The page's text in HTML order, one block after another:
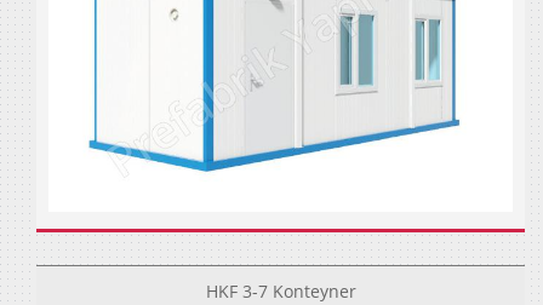
HKF 3-7 Konteyner